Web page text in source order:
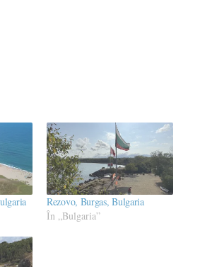
Rezovo, Burgas, Bulgaria
În „Bulgaria”